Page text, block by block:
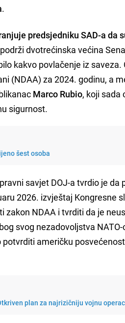
.
predsjedniku SAD-a da
dvotrećinska većina
kakvo povlačenje iz saveza.
(NDAA) za 2024. godinu, a
Marco Rubio, koji sada
sigurnost.
šest osoba
savjet DOJ-a tvrdio je da
2026. izvještaj Kongresne
zakon NDAA i tvrditi da je
svog nezadovoljstva NATO-
potvrditi američku
plan za najrizičniju vojnu